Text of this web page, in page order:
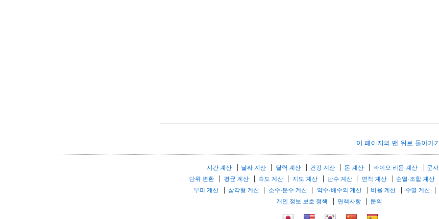
이 페이지의 맨 위로 돌아가기
시간 계산 날짜 계산 달력 계산 건강 계산 돈 계산 바이오 리듬 계산
문
단위 변환
평균 계산 속도 계산 지도 계산 난수 계산 면적 계산 순열·조합 계산
부피 계산
삼각형 계산 소수·분수 계산 약수·배수의 계산 비율 계산 수열 계산
개인 정보 보호 정책
면책사항 문의